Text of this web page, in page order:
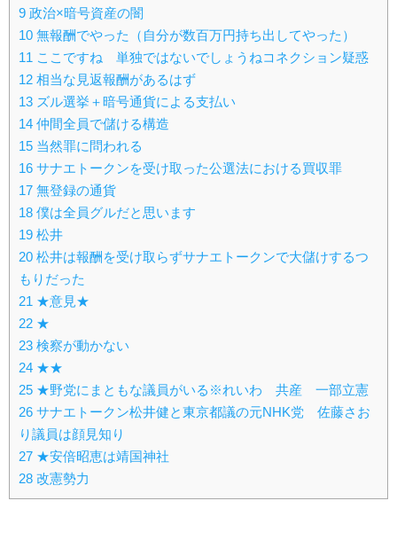
9 政治×暗号資産の闇
10 無報酬でやった（自分が数百万円持ち出してやった）
11 ここですね 単独ではないでしょうねコネクション疑惑
12 相当な見返報酬があるはず
13 ズル選挙＋暗号通貨による支払い
14 仲間全員で儲ける構造
15 当然罪に問われる
16 サナエトークンを受け取った公選法における買収罪
17 無登録の通貨
18 僕は全員グルだと思います
19 松井
20 松井は報酬を受け取らずサナエトークンで大儲けするつ
もりだった
21 ★意見★
22 ★
23 検察が動かない
24 ★★
25 ★野党にまともな議員がいる※れいわ 共産 一部立憲
26 サナエトークン松井健と東京都議の元NHK党 佐藤さお
り議員は顔見知り
27 ★安倍昭恵は靖国神社
28 改憲勢力